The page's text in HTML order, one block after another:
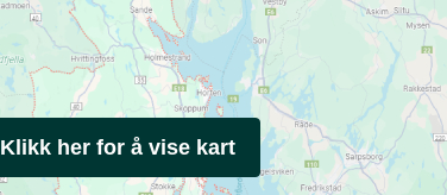
Klikk her for å vise kart